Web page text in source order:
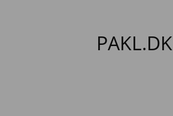
PAKL.DK